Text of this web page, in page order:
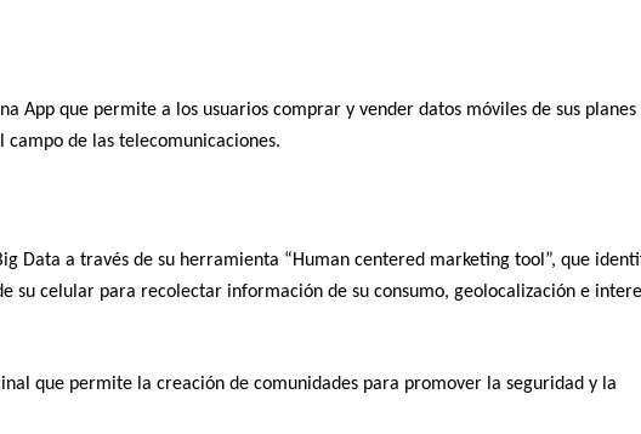
App que permite a los usuarios comprar y vender datos móviles de sus planes
campo de las telecomunicaciones.
Data a través de su herramienta “Human centered marketing tool”, que
su celular para recolectar información de su consumo, geolocalización e
que permite la creación de comunidades para promover la seguridad y la